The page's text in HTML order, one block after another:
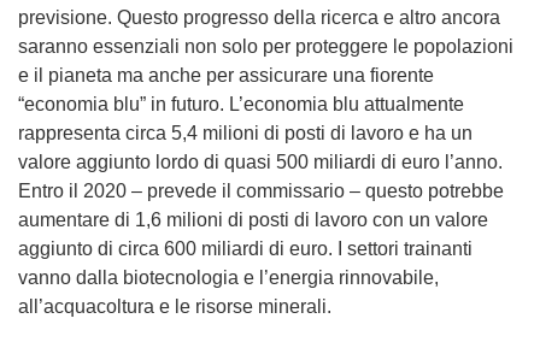
previsione. Questo progresso della ricerca e altro ancora
saranno essenziali non solo per proteggere le popolazioni
e il pianeta ma anche per assicurare una fiorente
“economia blu” in futuro. L’economia blu attualmente
rappresenta circa 5,4 milioni di posti di lavoro e ha un
valore aggiunto lordo di quasi 500 miliardi di euro l’anno.
Entro il 2020 ‒ prevede il commissario ‒ questo potrebbe
aumentare di 1,6 milioni di posti di lavoro con un valore
aggiunto di circa 600 miliardi di euro. I settori trainanti
vanno dalla biotecnologia e l’energia rinnovabile,
all’acquacoltura e le risorse minerali.